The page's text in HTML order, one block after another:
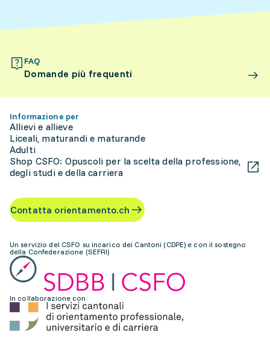
FAQ
Domande più frequenti
Informazione per
Allievi e allieve
Liceali, maturandi e maturande
Adulti
Shop CSFO: Opuscoli per la scelta della professione,
degli studi e della carriera
Contatta orientamento.ch
Un servizio del CSFO su incarico dei Cantoni (CDPE) e con il sostegno
della Confederazione (SEFRI)
In collaborazione con: